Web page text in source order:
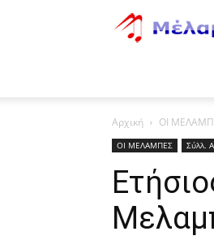
Αρχική ΟΙ
ΟΙ ΜΕΛΑΜΠΕΣ Σύλλ.